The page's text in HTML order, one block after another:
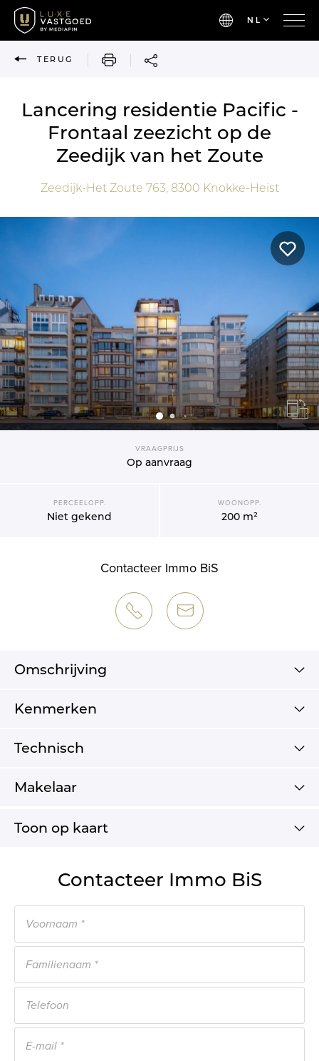
NL
TERUG AFDRUKKEN
Lancering residentie Pacific -
Frontaal zeezicht op de
Zeedijk van het Zoute
Zeedijk-Het Zoute 763, 8300 Knokke-Heist
VRAAGPRIJS
Op aanvraag
PERCEELOPP.
Niet gekend
WOONOPP.
200 m²
Contacteer Immo BiS
Omschrijving
Kenmerken
Technisch
Makelaar
Toon op kaart
Contacteer Immo BiS